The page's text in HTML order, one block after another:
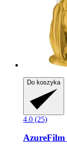
Do koszyka
4.0 (25)
AzureFilm